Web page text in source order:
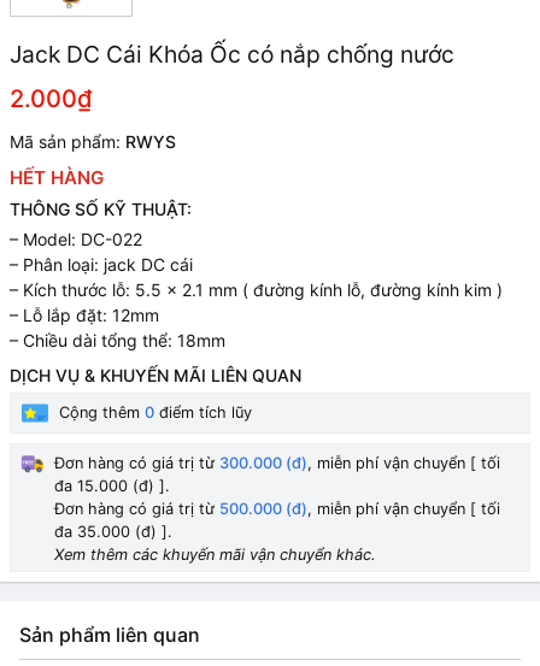
Jack DC Cái Khóa Ốc có nắp chống nước
2.000₫
Mã sản phẩm: RWYS
HẾT HÀNG
THÔNG SỐ KỸ THUẬT:
– Model: DC-022
– Phân loại: jack DC cái
– Kích thước lỗ: 5.5 x 2.1 mm ( đường kính lỗ, đường kính kim )
– Lỗ lắp đặt: 12mm
– Chiều dài tổng thể: 18mm
DỊCH VỤ & KHUYẾN MÃI LIÊN QUAN
Cộng thêm 0 điểm tích lũy
Đơn hàng có giá trị từ 300.000 (đ), miễn phí vận chuyển [ tối
đa 15.000 (đ) ].
Đơn hàng có giá trị từ 500.000 (đ), miễn phí vận chuyển [ tối
đa 35.000 (đ) ].
Xem thêm các khuyến mãi vận chuyển khác.
Sản phẩm liên quan